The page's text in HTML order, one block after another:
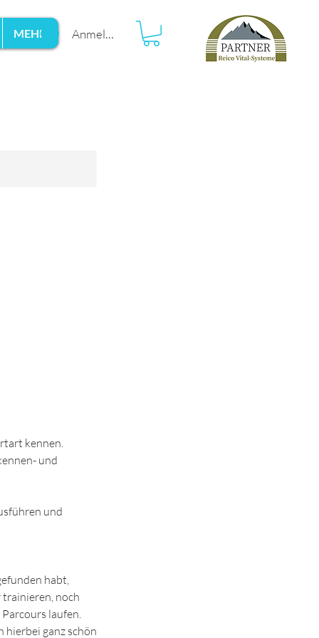
MEHR Anmelden
kennen.
und
und
habt,
noch
laufen.
hierbei ganz schön